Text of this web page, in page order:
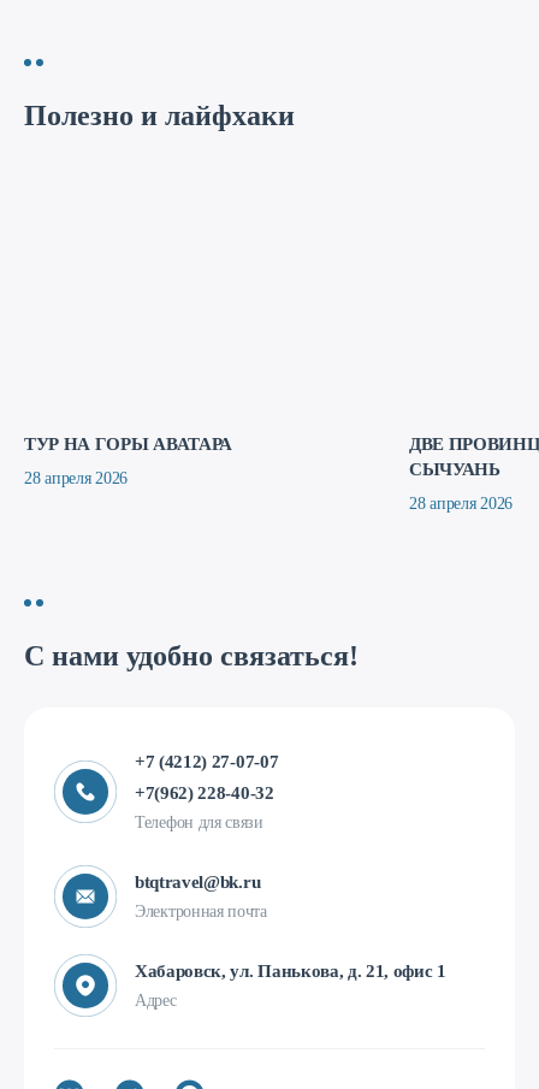
Полезно и лайфхаки
28 апреля 2026
ТУР НА ГОРЫ АВАТАРА
28 апреля 2026
ДВЕ
СЫЧУАНЬ
С нами удобно связаться!
+7 (4212) 27-07-07
+7(962) 228-40-32
Телефон для связи
btqtravel@bk.ru
Электронная почта
Хабаровск, ул. Панькова, д. 21, офис 1
Адрес